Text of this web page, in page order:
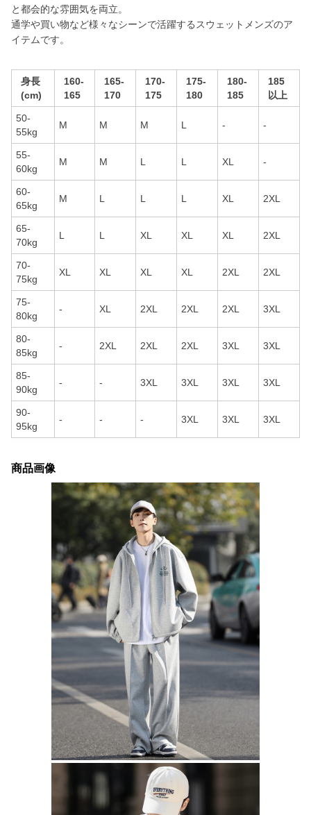
と都会的な雰囲気を両立。
通学や買い物など様々なシーンで活躍するスウェットメンズのア
イテムです。
身長
(cm)
160-
165
165-
170
170-
175
175-
180
180-
185
185
以上
50-
55kg
M M M L - -
55-
60kg
M M L L XL -
60-
65kg
M L L L XL 2XL
65-
70kg
L L XL XL XL 2XL
70-
75kg
XL XL XL XL 2XL 2XL
75-
80kg
- XL 2XL 2XL 2XL 3XL
80-
85kg
- 2XL 2XL 2XL 3XL 3XL
85-
90kg
- - 3XL 3XL 3XL 3XL
90-
95kg
- - - 3XL 3XL 3XL
商品画像